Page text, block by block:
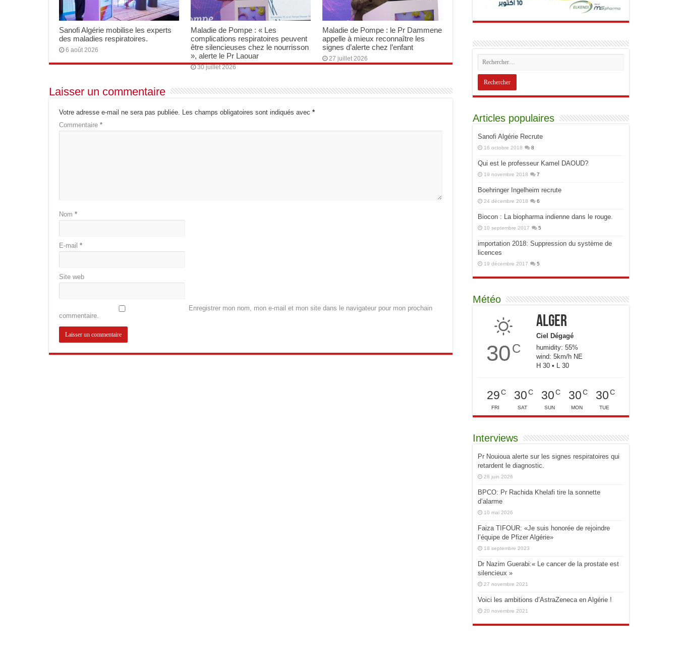
Sanofi Algérie mobilise les experts
des maladies respiratoires.
6 août 2026
Maladie de Pompe : « Les
complications respiratoires peuvent
être silencieuses chez le nourrisson
», alerte le Pr Laouar
30 juillet 2026
Maladie de Pompe : le Pr Dammene
appelle à mieux reconnaître les
signes d’alerte chez l’enfant
27 juillet 2026
Laisser un commentaire
Votre adresse e-mail ne sera pas publiée. Les champs obligatoires sont indiqués avec *
Commentaire *
Nom *
E-mail *
Site web
Enregistrer mon nom, mon e-mail et mon site dans le navigateur pour mon prochain
commentaire.
Articles populaires
Sanofi Algérie Recrute
16 octobre 2018 8
Qui est le professeur Kamel DAOUD?
19 novembre 2018 7
Boehringer Ingelheim recrute
24 décembre 2018 6
Biocon : La biopharma indienne dans le rouge.
10 septembre 2017 5
importation 2018: Suppression du système de
licences
19 décembre 2017 5
Météo
30C
Alger
Ciel Dégagé
humidity: 55%
wind: 5km/h NE
H 30 • L 30
29C
FRI
30C
SAT
30C
SUN
30C
MON
30C
TUE
Interviews
Pr Nouioua alerte sur les signes respiratoires qui
retardent le diagnostic.
28 juin 2026
BPCO: Pr Rachida Khelafi tire la sonnette
d’alarme
10 mai 2026
Faiza TIFOUR: «Je suis honorée de rejoindre
l’équipe de Pfizer Algérie»
18 septembre 2023
Dr Nazim Guerabi:« Le cancer de la prostate est
silencieux »
27 novembre 2021
Voici les ambitions d’AstraZeneca en Algérie !
20 novembre 2021